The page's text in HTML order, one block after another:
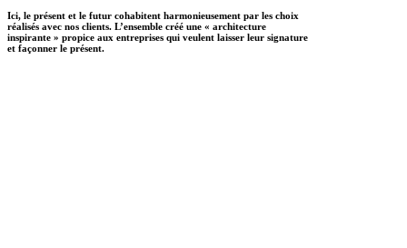
Ici, le présent et le futur cohabitent harmonieusement par les choix
réalisés avec nos clients. L’ensemble créé une « architecture
inspirante » propice aux entreprises qui veulent laisser leur signature
et façonner le présent.